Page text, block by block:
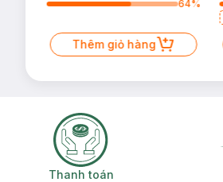
64%
Thêm giỏ hàng
Thanh toán khi nhận
Thanh toán